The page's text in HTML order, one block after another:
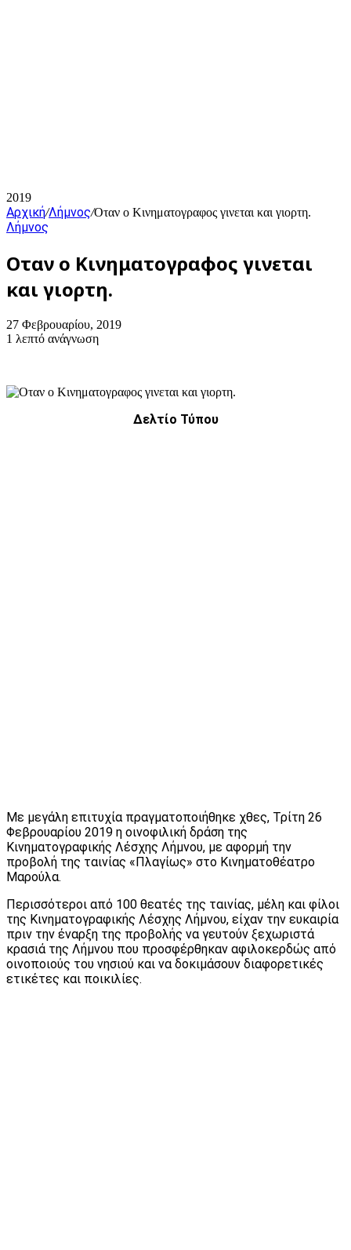
2019
Αρχική/Λήμνος/Οταν ο Κινηματογραφος γινεται και γιορτη.
Λήμνος
Οταν ο Κινηματογραφος γινεται
και γιορτη.
27 Φεβρουαρίου, 2019
1 λεπτό ανάγνωση
Δελτίο Τύπου
Με μεγάλη επιτυχία πραγματοποιήθηκε χθες, Τρίτη 26
Φεβρουαρίου 2019 η οινοφιλική δράση της
Κινηματογραφικής Λέσχης Λήμνου, με αφορμή την
προβολή της ταινίας «Πλαγίως» στο Κινηματοθέατρο
Μαρούλα.
Περισσότεροι από 100 θεατές της ταινίας, μέλη και φίλοι
της Κινηματογραφικής Λέσχης Λήμνου, είχαν την ευκαιρία
πριν την έναρξη της προβολής να γευτούν ξεχωριστά
κρασιά της Λήμνου που προσφέρθηκαν αφιλοκερδώς από
οινοποιούς του νησιού και να δοκιμάσουν διαφορετικές
ετικέτες και ποικιλίες.